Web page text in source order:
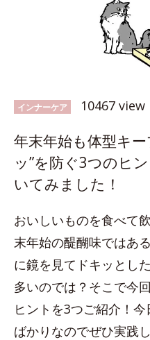
インナーケア 10467 view
年末年始も体型キ
ッ”を防ぐ3つのヒ
いてみました！
おいしいものを食べて
末年始の醍醐味ではあ
に鏡を見てドキッとし
多いのでは？そこで今
ヒントを3つご紹介！
ばかりなのでぜひ実践し